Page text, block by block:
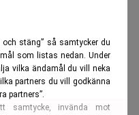
och stäng” så samtycker du
som listas nedan. Under
vilka ändamål du vill neka
partners du vill godkänna
partners”.
samtycke, invända mot